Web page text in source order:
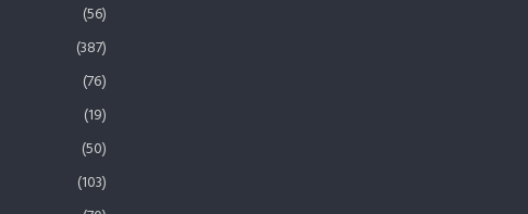
(56)
(387)
(76)
(19)
(50)
(103)